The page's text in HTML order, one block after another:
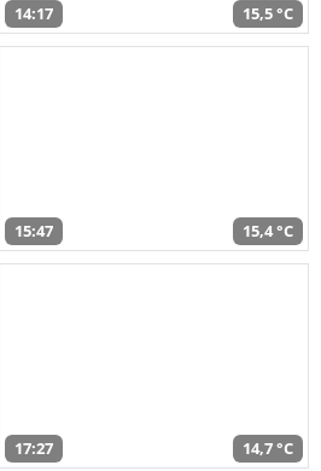
14:17 15,5 °C
15:47 15,4 °C
17:27 14,7 °C